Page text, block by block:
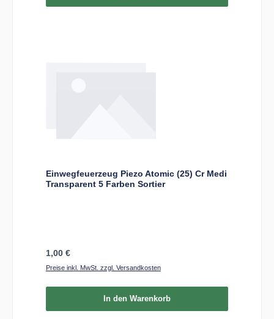
Einwegfeuerzeug Piezo Atomic (25) Cr Medi
Transparent 5 Farben Sortier
Regulärer Preis:
1,00 €
Preise inkl. MwSt. zzgl. Versandkosten
In den Warenkorb